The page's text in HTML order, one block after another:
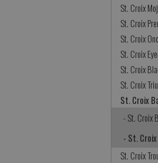
St. Croix
St. Croix
St. Croix
St. Croix
St. Croix
St. Croix
St. Croix
- St. Croix
- St.
St. Croix